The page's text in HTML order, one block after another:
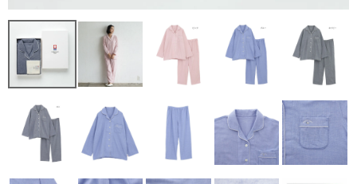
夏の涼しい素材
冬のあったか素材
GIFT
GOODS